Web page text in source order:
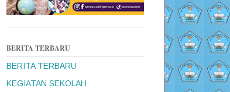
BERITA TERBARU
BERITA TERBARU
KEGIATAN SEKOLAH